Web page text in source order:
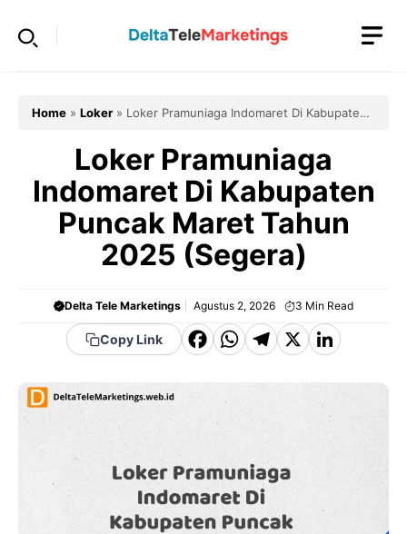
Home » Loker » Loker Pramuniaga Indomaret Di Kabupaten
Loker Pramuniaga
Indomaret Di Kabupaten
Puncak Maret Tahun
2025 (Segera)
Delta Tele Marketings Agustus 2, 2026 3 Min Read
Copy Link
F
e
o
o
W
a
t
A
p
T
g
r
a
m
X Li
k
e